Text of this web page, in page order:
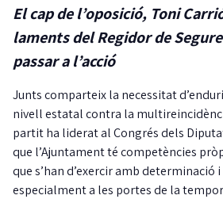
El cap de l’oposició, Toni
laments del Regidor de
passar a l’acció
Junts comparteix la necessitat
nivell estatal contra la
partit ha liderat al Congrés dels
que l’Ajuntament té competències
que s’han d’exercir amb determinació
especialment a les portes de la